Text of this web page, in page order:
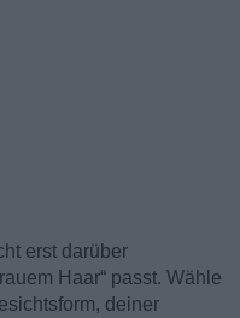
erst darüber
Haar“ passt. Wähle
deiner